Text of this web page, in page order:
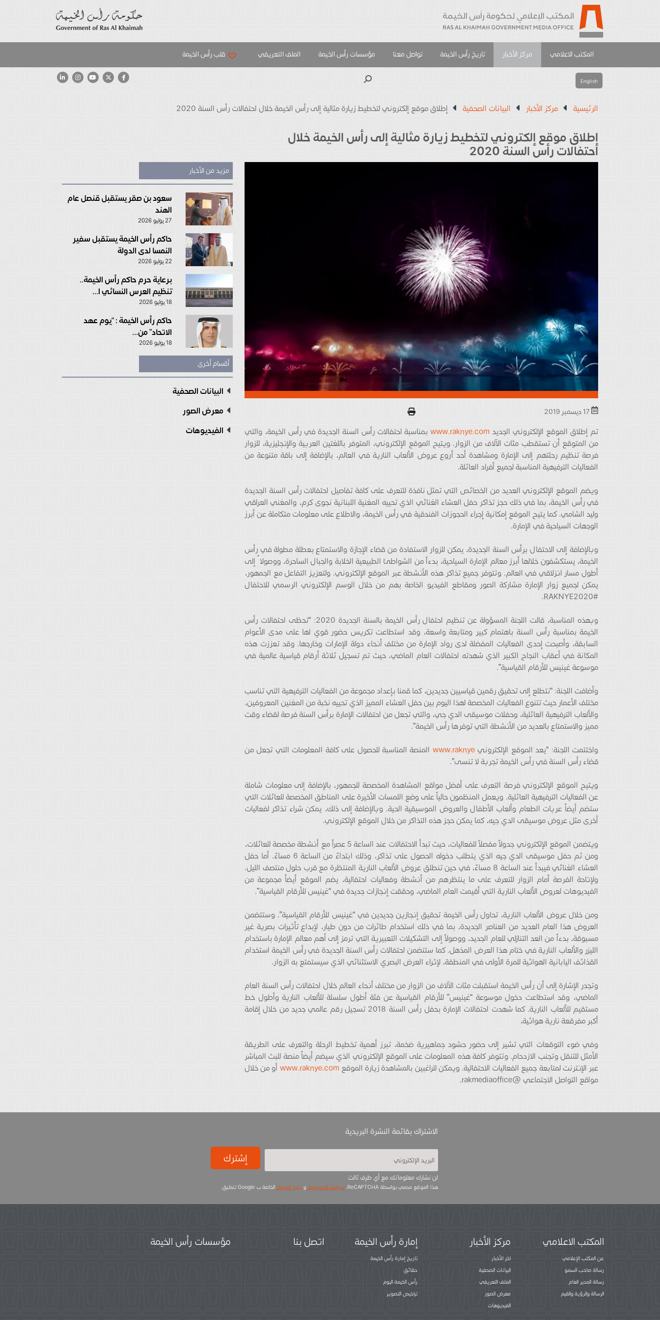
المكتب الاعلامي مركز الأخبار تاريخ رأس الخيمة تواصل معنا مؤسسات رأس الخيمة الملف التعريفي قلب رأس الخيمة
English
الرئيسية مركز الأخبار البيانات الصحفية إطلاق موقع إلكتروني لتخطيط زيارة مثالية إلى رأس الخيمة خلال احتفالات رأس السنة 2020
إطلاق موقع إلكتروني لتخطيط زيارة مثالية إلى رأس الخيمة خلال
احتفالات رأس السنة 2020
تم إطلاق الموقع الإلكتروني الجديد www.raknye.comبمناسبة احتفالات رأس السنة الجديدة في رأس الخيمة، والتي
من المتوقع أن تستقطب مئات الآلاف من الزوار. ويتيح الموقع الإلكتروني، المتوفر باللغتين العربية والإنجليزية، للزوار
فرصة تنظيم رحلتهم إلى الإمارة ومشاهدة أحد أروع عروض الألعاب النارية في العالم، بالإضافة إلى باقة متنوعة من
الفعاليات الترفيهية المناسبة لجميع أفراد العائلة.
ويضم الموقع الإلكتروني العديد من الخصائص التي تمثل نافذة للتعرف على كافة تفاصيل احتفالات رأس السنة الجديدة
في رأس الخيمة، بما في ذلك حجز تذاكر حفل العشاء الغنائي الذي تحييه المغنية اللبنانية نجوى كرم، والمغني العراقي
وليد الشامي. كما يتيح الموقع إمكانية إجراء الحجوزات الفندقية في رأس الخيمة، والاطلاع على معلومات متكاملة عن أبرز
الوجهات السياحية في الإمارة.
وبالإضافة إلى الاحتفال برأس السنة الجديدة، يمكن للزوار الاستفادة من قضاء الإجازة والاستمتاع بعطلة مطولة في رأس
الخيمة، يستكشفون خلالها أبرز معالم الإمارة السياحية، بدءاً من الشواطئ الطبيعية الخلابة والجبال الساحرة، ووصولا ً إلى
أطول مسار انزلاقي في العالم. وتتوفر جميع تذاكر هذه الأنشطة عبر الموقع الإلكتروني. ولتعزيز التفاعل مع الجمهور،
يمكن لجميع زوار الإمارة مشاركة الصور ومقاطع الفيديو الخاصة بهم من خلال الوسم الإلكتروني الرسمي للاحتفال
#RAKNYE2020.
وبهذه المناسبة، قالت اللجنة المسؤولة عن تنظيم احتفال رأس الخيمة بالسنة الجديدة 2020: “تحظى احتفالات رأس
الخيمة بمناسبة رأس السنة باهتمام كبير ومتابعة واسعة، وقد استطاعت تكريس حضور قوي لها على مدى الأعوام
السابقة، وأصبحت إحدى الفعاليات المفضلة لدى رواد الإمارة من مختلف أنحاء دولة الإمارات وخارجها. وقد تعززت هذه
المكانة في أعقاب النجاح الكبير الذي شهدته احتفالات العام الماضي، حيث تم تسجيل ثلاثة أرقام قياسية عالمية في
موسوعة غينيس للأرقام القياسية”.
وأضافت اللجنة: “نتطلع إلى تحقيق رقمين قياسيين جديدين، كما قمنا بإعداد مجموعة من الفعاليات الترفيهية التي تناسب
مختلف الأعمار حيث تتنوع الفعاليات المخصصة لهذا اليوم بين حفل العشاء المميز الذي تحييه نخبة من المغنين المعروفين،
والألعاب الترفيهية العائلية، وحفلات موسيقى الدي جي، والتي تجعل من احتفالات الإمارة برأس السنة فرصة لقضاء وقت
مميز والاستمتاع بالعديد من الأنشطة التي توفرها رأس الخيمة”.
واختتمت اللجنة: “يعد الموقع الإلكترونيwww.raknye المنصة المناسبة للحصول على كافة المعلومات التي تجعل من
قضاء رأس السنة في رأس الخيمة تجربة لا تنسى”.
ويتيح الموقع الإلكتروني فرصة التعرف على أفضل مواقع المشاهدة المخصصة للجمهور، بالإضافة إلى معلومات شاملة
عن الفعاليات الترفيهية العائلية. ويعمل المنظمون حالياً على وضع اللمسات الأخيرة على المناطق المخصصة للعائلات التي
ستضم أيضاً عربات الطعام وألعاب الأطفال والعروض الموسيقية الحية. وبالإضافة إلى ذلك، يمكن شراء تذاكر لفعاليات
أخرى مثل عروض موسيقى الدي جيه، كما يمكن حجز هذه التذاكر من خلال الموقع الإلكتروني.
ويتضمن الموقع الإلكتروني جدولاً مفصلاً للفعاليات، حيث تبدأ الاحتفالات عند الساعة 5 عصراً مع أنشطة مخصصة للعائلات،
ومن ثم حفل موسيقى الدي جيه الذي يتطلب دخوله الحصول على تذاكر، وذلك ابتداءً من الساعة 6 مساءً. أما حفل
العشاء الغنائي فيبدأ عند الساعة 8 مساءً، في حين تنطلق عروض الألعاب النارية المنتظرة مع قرب حلول منتصف الليل.
ولإتاحة الفرصة أمام الزوار للتعرف على ما ينتظرهم من أنشطة وفعاليات احتفالية، يضم الموقع أيضاً مجموعة من
الفيديوهات لعروض الألعاب النارية التي أقيمت العام الماضي، وحققت إنجازات جديدة في “غينيس للأرقام القياسية”.
ومن خلال عروض الألعاب النارية، تحاول رأس الخيمة تحقيق إنجازين جديدين في “غينيس للأرقام القياسية”. وستتضمن
العروض هذا العام العديد من العناصر الجديدة، بما في ذلك استخدام طائرات من دون طيار، لإبداع تأثيرات بصرية غير
مسبوقة، بدءاً من العد التنازلي للعام الجديد، ووصولاً إلى التشكيلات التعبيرية التي ترمز إلى أهم معالم الإمارة باستخدام
الليزر والألعاب النارية في ختام هذا العرض المذهل. كما ستتضمن احتفالات رأس السنة الجديدة في رأس الخيمة استخدام
القذائف اليابانية الهوائية للمرة الأولى في المنطقة، لإثراء العرض البصري الاستثنائي الذي سيستمتع به الزوار.
وتجدر الإشارة إلى أن رأس الخيمة استقبلت مئات الآلاف من الزوار من مختلف أنحاء العالم خلال احتفالات رأس السنة العام
الماضي، وقد استطاعت دخول موسوعة “غينيس” للأرقام القياسية عن فئة أطول سلسلة للألعاب النارية وأطول خط
مستقيم للألعاب النارية. كما شهدت احتفالات الإمارة بحفل رأس السنة 2018 تسجيل رقم عالمي جديد من خلال إقامة
أكبر مفرقعة نارية هوائية.
وفي ضوء التوقعات التي تشير إلى حضور حشود جماهيرية ضخمة، تبرز أهمية تخطيط الرحلة والتعرف على الطريقة
الأمثل للتنقل وتجنب الازدحام. وتتوفر كافة هذه المعلومات على الموقع الإلكتروني الذي سيضم أيضاً منصة للبث المباشر
عبر الإنترنت لمتابعة جميع الفعاليات الاحتفالية. ويمكن للراغبين بالمشاهدة زيارة الموقع www.raknye.com أو من خلال
مواقع التواصل الاجتماعي @rakmediaoffice.
مزيد من الأخبار
سعود بن صقر يستقبل قنصل عام
الهند
27 يوليو 2026
حاكم رأس الخيمة يستقبل سفير
النمسا لدى الدولة
22 يوليو 2026
برعاية حرم حاكم رأس الخيمة..
تنظيم العرس النسائي ا...
18 يوليو 2026
حاكم رأس الخيمة : “يوم عهد
الاتحاد” من...
18 يوليو 2026
أقسام أخرى
البيانات الصحفية
معرض الصور
الفيديوهات
الاشتراك بقائمة النشرة البريدية
لن نشارك معلوماتك مع أي طرف ثالث
إشترك
هذا الموقع محمي بواسطة ReCAPTCHA. سياسة الخصوصية وبنود الخدمة الخاصة ب Google تتطبق.
المكتب الاعلامي
عن المكتب الإعلامي
رسالة صاحب السمو
رسالة المدير العام
الرسالة والرؤية والقيم
مركز الأخبار
اخر الأخبار
البيانات الصحفية
الملف التعريفي
معرض الصور
الفيديوهات
إمارة رأس الخيمة
تاريخ إمارة رأس الخيمة
حقائق
رأس الخيمة اليوم
تراخيص التصوير
اتصل بنا مؤسسات رأس الخيمة